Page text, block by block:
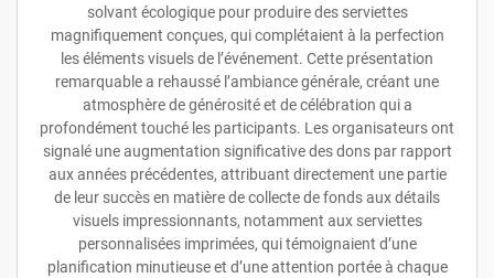
solvant écologique pour produire des serviettes
magnifiquement conçues, qui complétaient à la perfection
les éléments visuels de l’événement. Cette présentation
remarquable a rehaussé l’ambiance générale, créant une
atmosphère de générosité et de célébration qui a
profondément touché les participants. Les organisateurs ont
signalé une augmentation significative des dons par rapport
aux années précédentes, attribuant directement une partie
de leur succès en matière de collecte de fonds aux détails
visuels impressionnants, notamment aux serviettes
personnalisées imprimées, qui témoignaient d’une
planification minutieuse et d’une attention portée à chaque